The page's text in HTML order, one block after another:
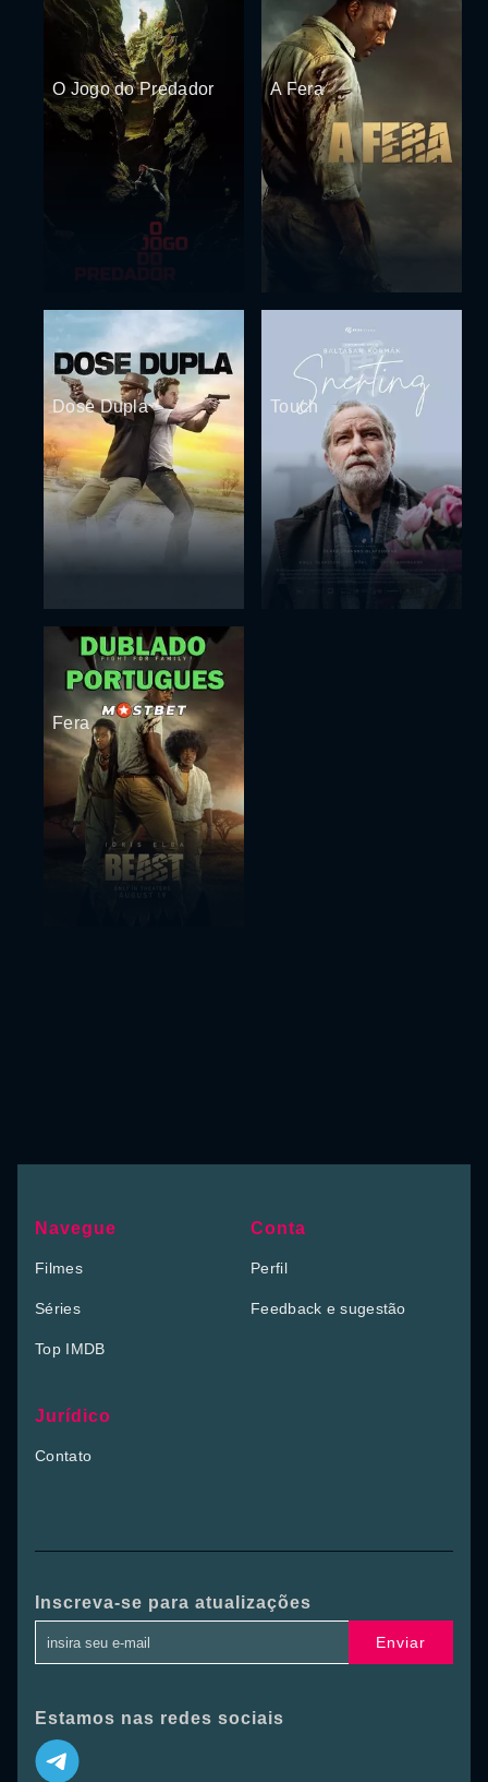
O Jogo do Predador A Fera
Dose Dupla Touch
Fera
Navegue
Filmes
Séries
Top IMDB
Conta
Perfil
Feedback e sugestão
Jurídico
Contato
Inscreva-se para atualizações
Enviar
Estamos nas redes sociais